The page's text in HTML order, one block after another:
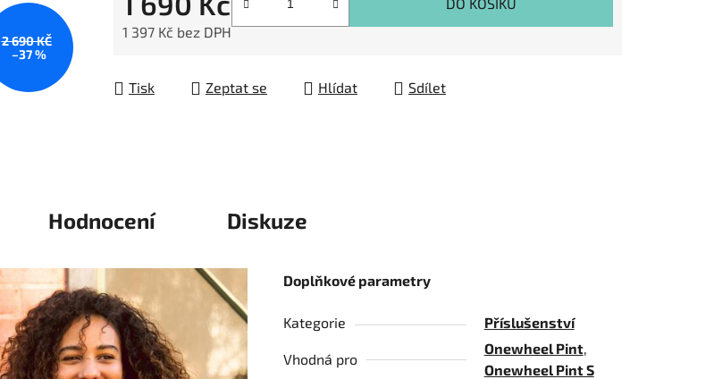
1 397 Kč bez DPH
Tisk Zeptat se Hlídat Sdílet
2 690 KČ
–37 %
Hodnocení Diskuze
Doplňkové parametry
Kategorie Příslušenství
Vhodná pro
Onewheel Pint,
Onewheel Pint S